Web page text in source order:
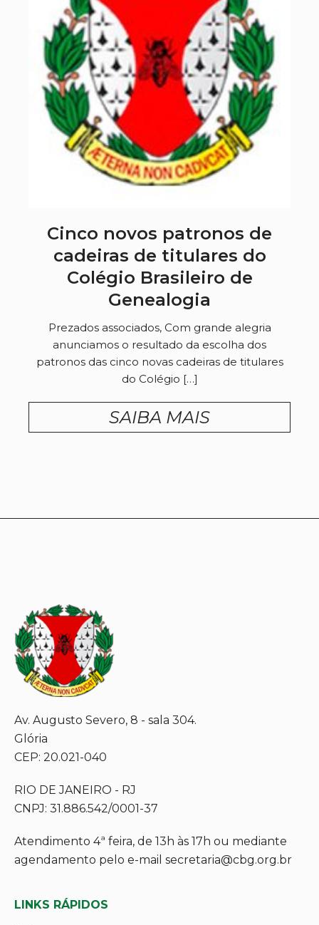
Cinco novos patronos de
cadeiras de titulares do
Colégio Brasileiro de
Genealogia
Prezados associados, Com grande alegria
anunciamos o resultado da escolha dos
patronos das cinco novas cadeiras de titulares
do Colégio […]
SAIBA MAIS
Av. Augusto Severo, 8 - sala 304.
Glória
CEP: 20.021-040
RIO DE JANEIRO - RJ
CNPJ: 31.886.542/0001-37
Atendimento 4ª feira, de 13h às 17h ou mediante
agendamento pelo e-mail secretaria@cbg.org.br
LINKS RÁPIDOS